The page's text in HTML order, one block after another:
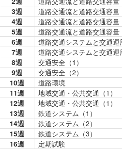
3週
道路交通流と道路交通容量
4週
道路交通流と道路交通容量
5週
道路交通流と道路交通容量
6週
道路交通システムと交通運
7週
道路交通システムと交通運
8週
交通安全（1）
9週 交通安全（2）
10週
道路環境
11週
地域交通・公共交通（1）
12週
地域交通・公共交通（1）
13週
鉄道システム（1）
14週
鉄道システム（2）
15週
鉄道システム（3）
16週
定期試験